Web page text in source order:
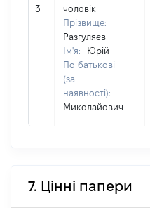
3
чоловік
Прізвище:
Разгуляєв
Ім'я:
Юрій
По батькові
(за
наявності):
Миколайович
7. Цінні папери